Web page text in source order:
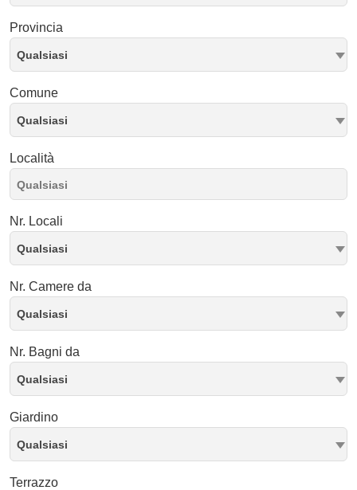
Provincia
Qualsiasi
Comune
Qualsiasi
Località
Nr. Locali
Qualsiasi
Nr. Camere da
Qualsiasi
Nr. Bagni da
Qualsiasi
Giardino
Qualsiasi
Terrazzo